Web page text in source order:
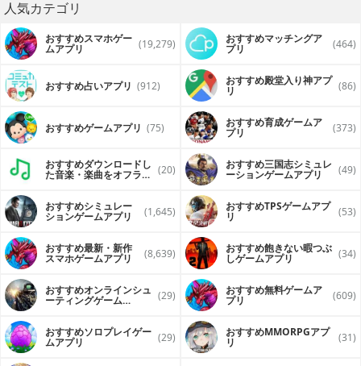
人気カテゴリ
おすすめスマホゲー
ムアプリ (19,279) おすすめマッチングア
プリ (464)
おすすめ占いアプリ (912) おすすめ殿堂入り神アプ
リ (86)
おすすめゲームアプリ (75) おすすめ育成ゲームア
プリ (373)
おすすめダウンロードし
た音楽・楽曲をオフライ (20) おすすめ三国志シミュレ
ーションゲームアプリ (49)
おすすめシミュレー
ションゲームアプリ (1,645) おすすめTPSゲームアプ
リ (53)
おすすめ最新・新作
スマホゲームアプリ (8,639) おすすめ飽きない暇つぶ
しゲームアプリ (34)
おすすめオンラインシュ
ーティングゲーム (29) おすすめ無料ゲームア
プリ (609)
おすすめソロプレイゲー
ムアプリ (29) おすすめ MMORPGアプ
リ (31)